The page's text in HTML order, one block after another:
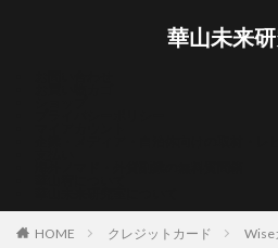
華山未来
HOME クレジットカード Wise